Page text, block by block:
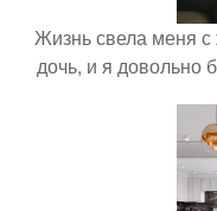
Жизнь свела меня
дочь, и я довольно